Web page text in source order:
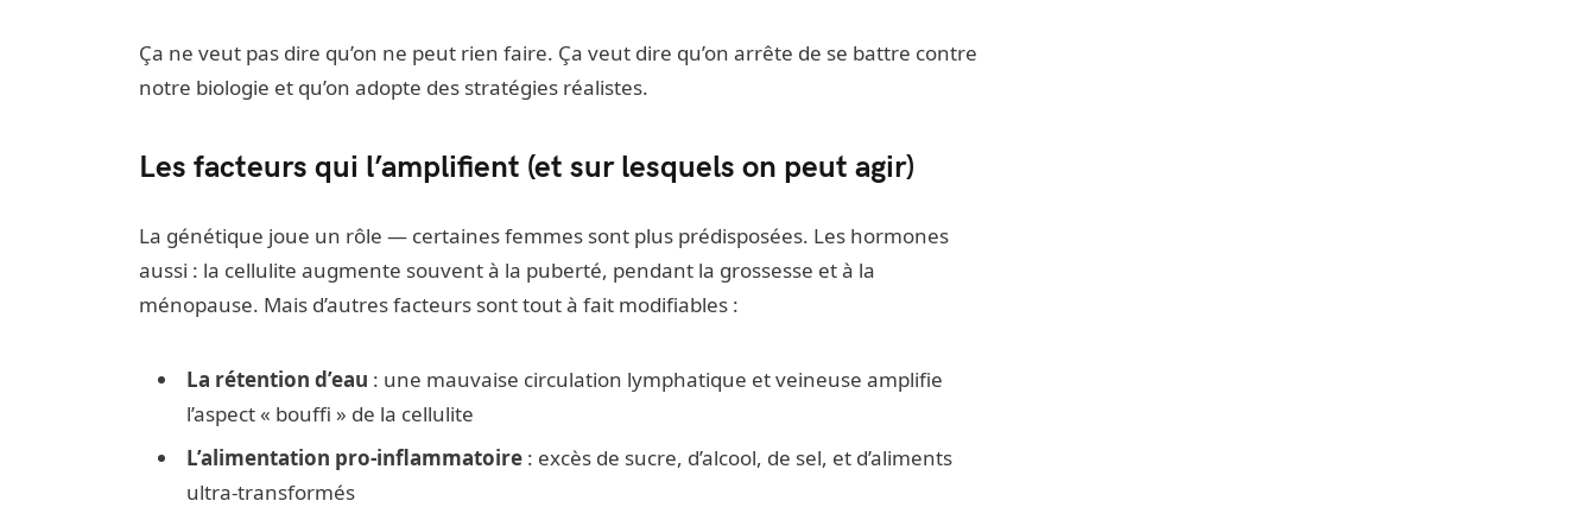
Ça ne veut pas dire qu’on ne peut rien faire. Ça veut dire qu’on arrête de se battre contre
notre biologie et qu’on adopte des stratégies réalistes.
Les facteurs qui l’amplifient (et sur lesquels on peut agir)
La génétique joue un rôle — certaines femmes sont plus prédisposées. Les hormones
aussi : la cellulite augmente souvent à la puberté, pendant la grossesse et à la
ménopause. Mais d’autres facteurs sont tout à fait modifiables :
La rétention d’eau : une mauvaise circulation lymphatique et veineuse amplifie
l’aspect « bouffi » de la cellulite
L’alimentation pro-inflammatoire: excès de sucre, d’alcool, de sel, et d’aliments
ultra-transformés